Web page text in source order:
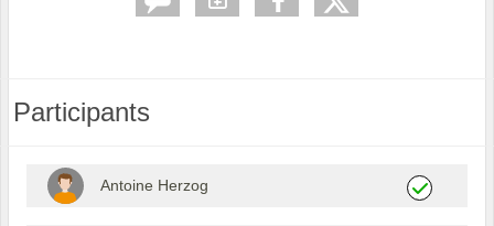
Participants
Antoine Herzog